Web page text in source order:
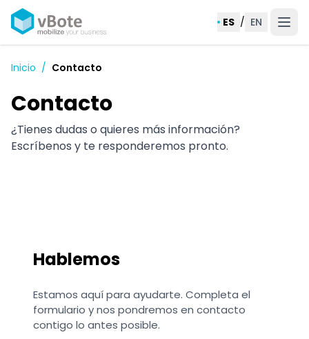
ES / EN
Inicio / Contacto
Contacto
¿Tienes dudas o quieres más información?
Escríbenos y te responderemos pronto.
Hablemos
Estamos aquí para ayudarte. Completa el
formulario y nos pondremos en contacto
contigo lo antes posible.